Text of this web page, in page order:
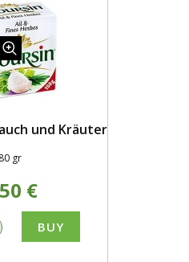
und Kräuter
80 gr
€
BUY